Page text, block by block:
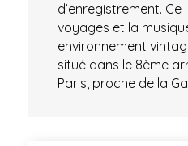
d’enregistrement.
voyages et la
environnement
situé dans le 8ème
Paris, proche de la